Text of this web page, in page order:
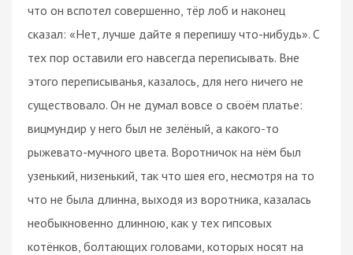
что он вспотел совершенно, тёр лоб и наконец
сказал: «Нет, лучше дайте я перепишу что-нибудь». С
тех пор оставили его навсегда переписывать. Вне
этого переписыванья, казалось, для него ничего не
существовало. Он не думал вовсе о своём платье:
вицмундир у него был не зелёный, а какого-то
рыжевато-мучного цвета. Воротничок на нём был
узенький, низенький, так что шея его, несмотря на то
что не была длинна, выходя из воротника, казалась
необыкновенно длинною, как у тех гипсовых
котёнков, болтающих головами, которых носят на